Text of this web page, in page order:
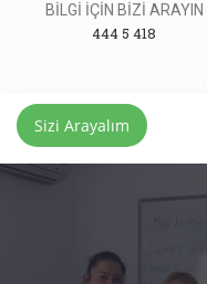
BİLGİ İÇİN BİZİ ARAYIN
444 5 418
Sizi Arayalım